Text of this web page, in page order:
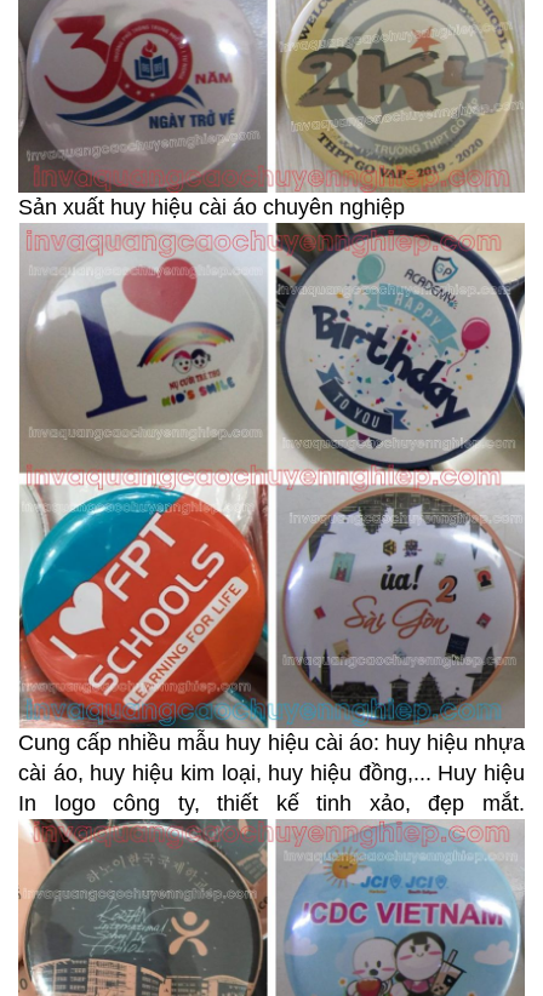
Sản xuất huy hiệu cài áo chuyên nghiệp
Cung cấp nhiều mẫu huy hiệu cài áo: huy hiệu nhựa
cài áo, huy hiệu kim loại, huy hiệu đồng,... Huy hiệu
In logo công ty, thiết kế tinh xảo, đẹp mắt.